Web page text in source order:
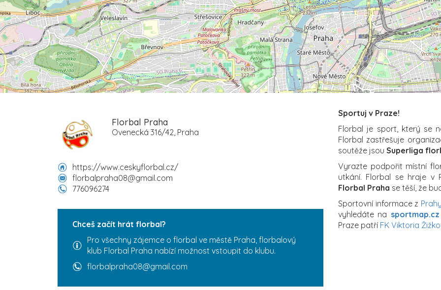
Florbal Praha
Ovenecká 316/42, Praha
https://www.ceskyflorbal.cz/
florbalpraha08@gmail.com
776096274
Chceš začít hrát florbal?
Pro všechny zájemce o florbal ve městě Praha, florbalový
klub Florbal Praha nabízí možnost vstoupit do klubu.
florbalpraha08@gmail.com
Sportuj v Praze!
Florbal je sport, který se
Florbal zastřešuje
soutěže jsou Superliga
Vyrazte podpořit místní
utkání. Florbal se hraje v
Florbal Praha se těší, že
Sportovní informace z
vyhledáte na sportmap.cz
Praze patří FK Viktoria